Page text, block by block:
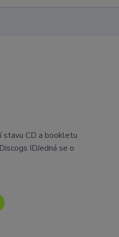
stavu CD a bookletu
IDJedná se o